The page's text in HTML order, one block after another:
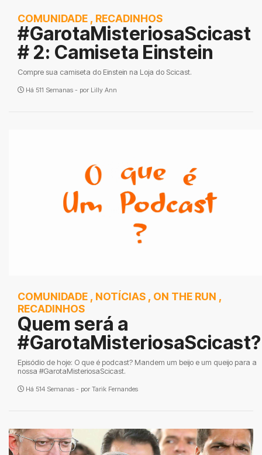
COMUNIDADE , RECADINHOS
#GarotaMisteriosaScicast
# 2: Camiseta Einstein
Compre sua camiseta do Einstein na Loja do Scicast.
Há 511 Semanas - por Lilly Ann
COMUNIDADE , NOTÍCIAS , ON THE RUN ,
RECADINHOS
Quem será a
#GarotaMisteriosaScicast?
Episódio de hoje: O que é podcast? Mandem um beijo e um queijo para a
nossa #GarotaMisteriosaScicast.
Há 514 Semanas - por Tarik Fernandes